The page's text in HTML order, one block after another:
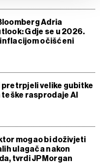
uPolitici kolačića
ponovno ažurirati klikom
bilo kojem trenutku
Adria
Gdje se u 2026.
očišćeni
pretrpjeli velike gubitke
rasprodaje AI
mogao bi doživjeti
ulagača nakon
tvrdi JPMorgan